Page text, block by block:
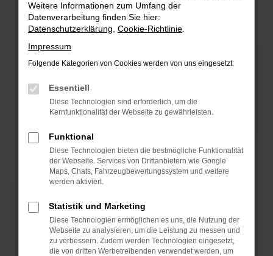
Überprüfe deine Firewall und deine
Internetverbindung.
Laden andere Webseiten, zum Beispiel deine
Suchmaschine?
Prüfe deine Browsererweiterungen.
können das Laden bestimmter Seiten
verhindern. Funktioniert die Seite in einem
anderen Browser oder in einem privaten
Fenster?
Starte dein Gerät neu.
Das kann manchmal helfen, vorübergehende
Probleme zu beheben.
Betriebssystem auf dem neuesten Stand
sind.
Veraltete Software birgt nicht nur ein
Sicherheitsrisiko, sondern kann auch dazu
Weitere Informationen zum Umfang der
Datenverarbeitung finden Sie hier:
Datenschutzerklärung Cookie-Richtlinie
Impressum
Folgende Kategorien von Cookies werden von uns eingesetzt:
Essentiell
Diese Technologien sind erforderlich, um die
Kernfunktionalität der Webseite zu gewährleisten.
Funktional
Diese Technologien bieten die bestmögliche Funktionalität
der Webseite. Services von Drittanbietern wie Google
Maps, Chats, Fahrzeugbewertungssystem und weitere
werden aktiviert.
Statistik und Marketing
Diese Technologien ermöglichen es uns, die Nutzung der
Webseite zu analysieren, um die Leistung zu messen und
zu verbessern. Zudem werden Technologien eingesetzt,
die von dritten Werbetreibenden verwendet werden, um